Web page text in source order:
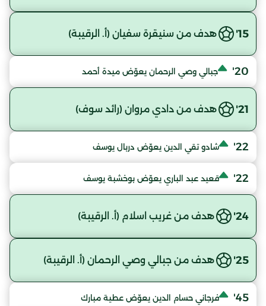
15' هدف من سنيقرة سفيان (أ. الرقيبة)
20' جبالي وصي الرحمان يعوّض ميدة أحمد
21' هدف من دادي مروان (رائد سوف)
22' شادو تقي الدين يعوّض دربال يوسف
22' قعيد عبد الباري يعوّض بوخشبة يوسف
24' هدف من غريب اسلام (أ. الرقيبة)
25' هدف من جبالي وصي الرحمان (أ. الرقيبة)
45' فرجاني حسام الدين يعوّض عطية مبارك